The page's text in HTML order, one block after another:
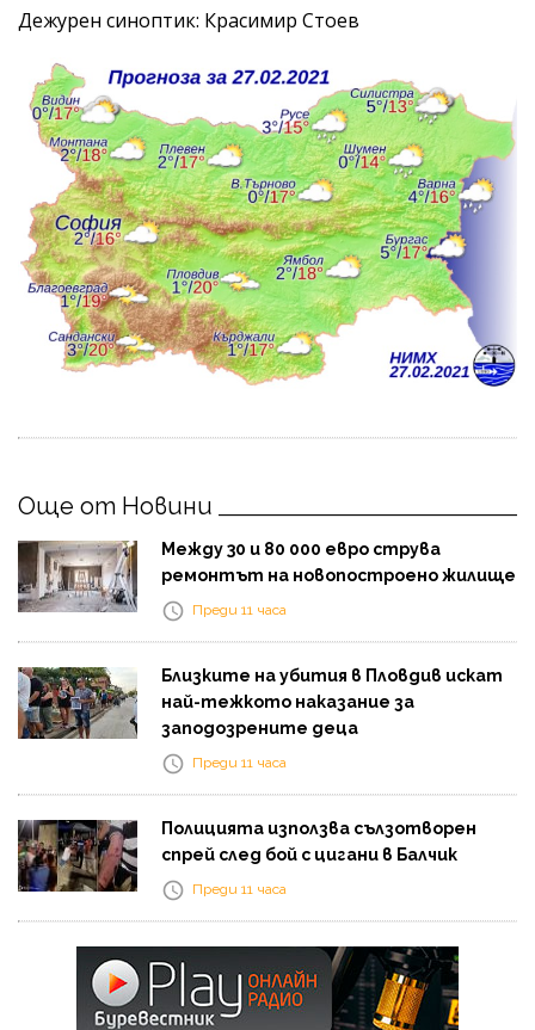
Дежурен синоптик: Красимир Стоев
Още от Новини
Между 30 и 80 000 евро струва
ремонтът на новопостроено жилище
Преди 11 часа
Близките на убития в Пловдив искат
най-тежкото наказание за
заподозрените деца
Преди 11 часа
Полицията използва сълзотворен
спрей след бой с цигани в Балчик
Преди 11 часа